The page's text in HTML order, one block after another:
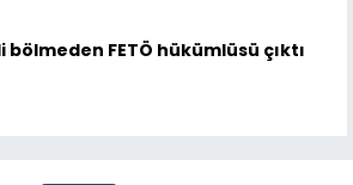
bölmeden FETÖ hükümlüsü çıktı